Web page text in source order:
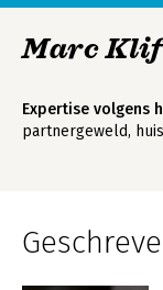
Marc
Expertise volgens
partnergeweld,